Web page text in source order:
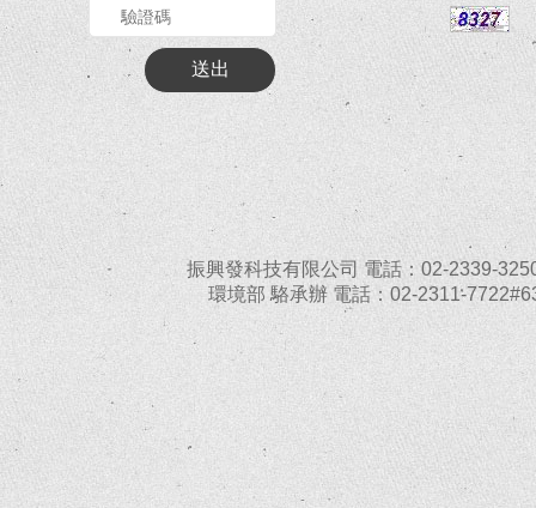
振興發科技有限公司 電話：02-2339-
環境部 駱承辦 電話：02-2311-